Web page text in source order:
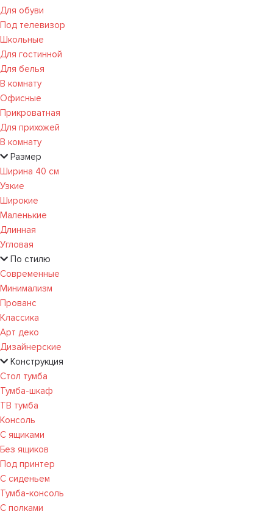
Для обуви
Под телевизор
Школьные
Для гостинной
Для белья
В комнату
Офисные
Прикроватная
Для прихожей
В комнату
Размер
Ширина 40 см
Узкие
Широкие
Маленькие
Длинная
Угловая
По стилю
Современные
Минимализм
Прованс
Классика
Арт деко
Дизайнерские
Конструкция
Стол тумба
Тумба-шкаф
ТВ тумба
Консоль
С ящиками
Без ящиков
Под принтер
С сиденьем
Тумба-консоль
С полками